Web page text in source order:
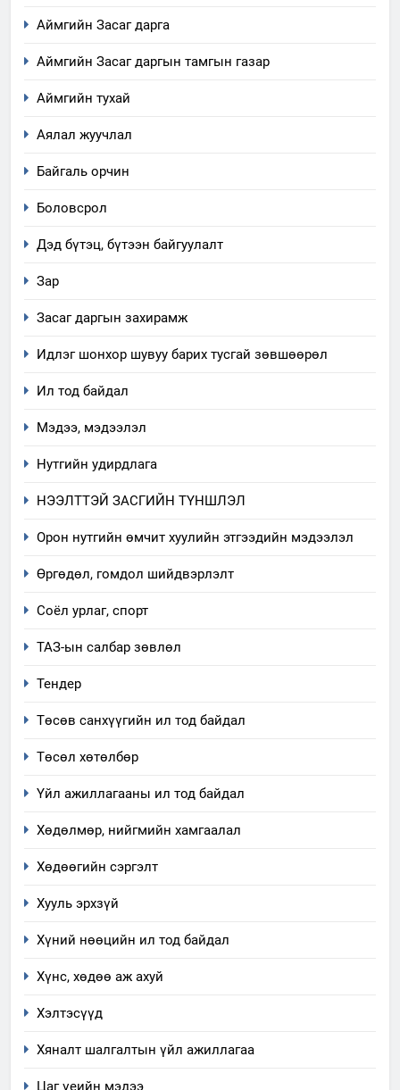
Аймгийн Засаг дарга
Аймгийн Засаг даргын тамгын газар
Аймгийн тухай
Аялал жуучлал
Байгаль орчин
Боловсрол
Дэд бүтэц, бүтээн байгуулалт
Зар
Засаг даргын захирамж
Идлэг шонхор шувуу барих тусгай зөвшөөрөл
Ил тод байдал
Мэдээ, мэдээлэл
Нутгийн удирдлага
НЭЭЛТТЭЙ ЗАСГИЙН ТҮНШЛЭЛ
Орон нутгийн өмчит хуулийн этгээдийн мэдээлэл
Өргөдөл, гомдол шийдвэрлэлт
Соёл урлаг, спорт
ТАЗ-ын салбар зөвлөл
Тендер
Төсөв санхүүгийн ил тод байдал
Төсөл хөтөлбөр
Үйл ажиллагааны ил тод байдал
Хөдөлмөр, нийгмийн хамгаалал
Хөдөөгийн сэргэлт
Хууль эрхзүй
Хүний нөөцийн ил тод байдал
Хүнс, хөдөө аж ахуй
Хэлтэсүүд
Хяналт шалгалтын үйл ажиллагаа
5
салбар зөвлөл” аяны хүрээнд
6
ИЛ ТОД БАЙДАЛ
Үйл ажиллагаандаа мөрдөж
Мэдээлэл хариуцагчийн
ашиглаж байгаа техник,